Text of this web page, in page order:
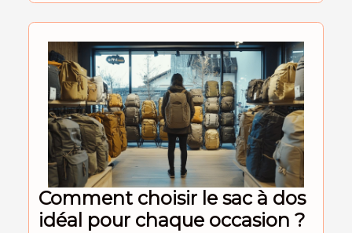
Comment choisir le sac à dos
idéal pour chaque occasion ?